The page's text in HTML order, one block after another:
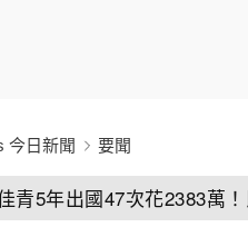
今日新聞 要聞
青5年出國47次花2383萬